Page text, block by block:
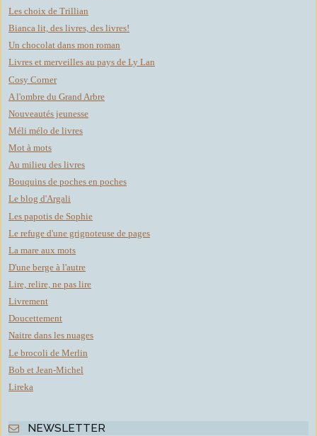
Les choix de Trillian
Bianca lit, des livres, des livres!
Un chocolat dans mon roman
Livres et merveilles au pays de Ly Lan
Cosy Corner
A l'ombre du Grand Arbre
Nouveautés jeunesse
Méli mélo de livres
Mot à mots
Au milieu des livres
Bouquins de poches en poches
Le blog d'Argali
Les papotis de Sophie
Le refuge d'une grignoteuse de pages
La mare aux mots
D'une berge à l'autre
Lire, relire, ne pas lire
Livrement
Doucettement
Naitre dans les nuages
Le brocoli de Merlin
Bob et Jean-Michel
Lireka
NEWSLETTER